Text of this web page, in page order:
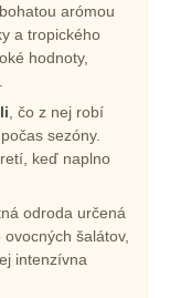
arómou
a tropického
hodnoty,
, čo z nej robí
sezóny.
keď naplno
odroda určená
šalátov,
intenzívna